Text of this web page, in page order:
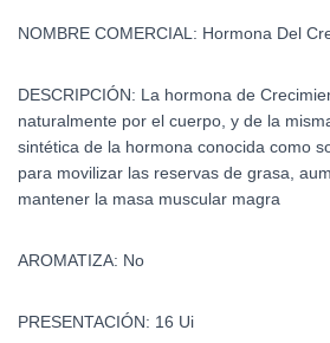
NOMBRE COMERCIAL: Hormona Del
DESCRIPCIÓN: La hormona de
naturalmente por el cuerpo, y de la
sintética de la hormona conocida como
para movilizar las reservas de grasa,
mantener la masa muscular magra
AROMATIZA: No
PRESENTACIÓN: 16 Ui